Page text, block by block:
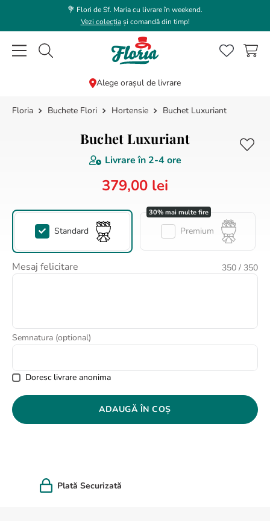
💐 Flori de Sf. Maria cu livrare în weekend.
Vezi colecțiași comandă din timp!
Caută flori, plante, cadouri...
Alege orașul de livrare
Buchete Flori Hortensie Buchet Luxuriant
Buchet Luxuriant
Livrare în 2-4 ore
379,00 lei
Standard Premium
Mesaj felicitare 350 / 350
Semnatura (optional)
Doresc livrare anonima
ADAUGĂ ÎN COȘ
Felicitare cadou
CĂUTĂRI POPULARE
5.
buchet lalele
hortensie
7.
buchet crini
8.
buchet trandafiri